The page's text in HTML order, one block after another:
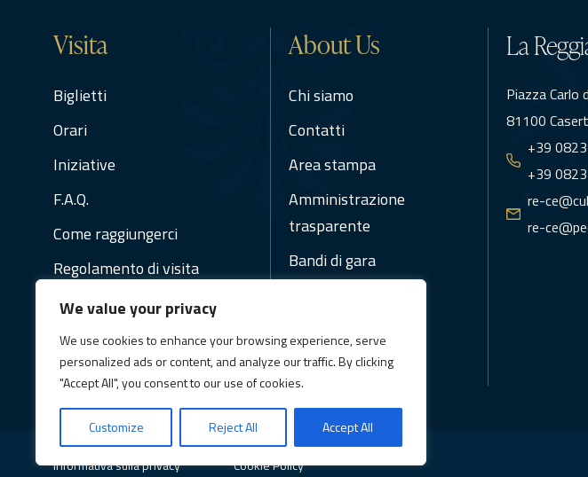
We value your privacy
We use cookies to enhance your browsing experience, serve
personalized ads or content, and analyze our traffic. By clicking
"Accept All", you consent to our use of cookies.
Customize Reject All Accept All
Visita
Biglietti
Orari
Iniziative
F.A.Q.
Come raggiungerci
Regolamento di visita
About Us
Chi siamo
Contatti
Area stampa
Amministrazione
trasparente
Bandi di gara
Newsletter
La
Piazza Carlo
81100
+39
+39
re-
re-
Informativa sulla privacy Cookie Policy